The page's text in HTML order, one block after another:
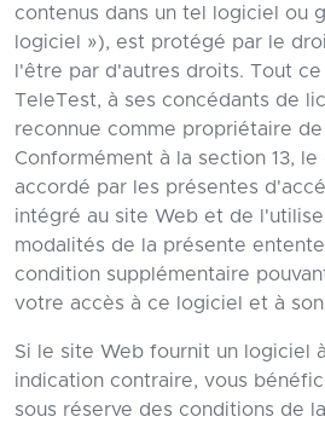
contenus dans un tel logiciel ou
logiciel »), est protégé par le
l'être par d'autres droits. Tout
TeleTest, à ses concédants de
reconnue comme propriétaire
Conformément à la section 13,
accordé par les présentes
intégré au site Web et de
modalités de la présente
condition supplémentaire
votre accès à ce logiciel et à
Si le site Web fournit un logiciel
indication contraire, vous
sous réserve des conditions de